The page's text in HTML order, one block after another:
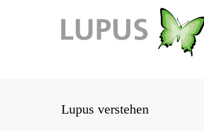
Lupus verstehen